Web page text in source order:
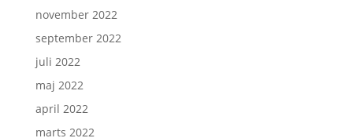
november 2022
september 2022
juli 2022
maj 2022
april 2022
marts 2022